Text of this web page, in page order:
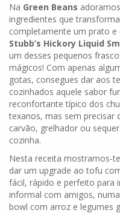
Na Green Beans adoramos
ingredientes que
completamente um prato e
Stubb’s Hickory Liquid
um desses pequenos
mágicos! Com apenas
gotas, consegues dar aos
cozinhados aquele sabor
reconfortante típico dos
texanos, mas sem precisar
carvão, grelhador ou
cozinha.
Nesta receita mostramos-
dar um upgrade ao tofu
fácil, rápido e perfeito para
informal com amigos,
bowl com arroz e legumes